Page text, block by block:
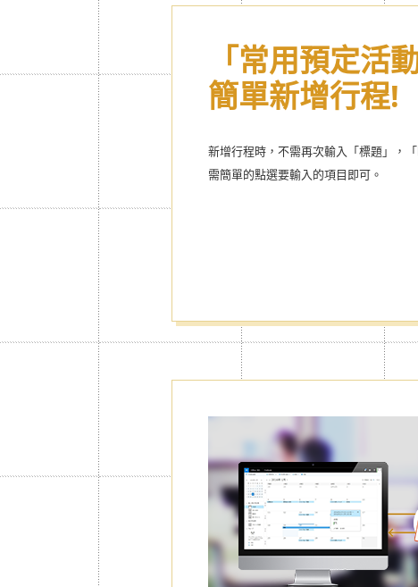
「常用預定活
簡單新增行程!
新增行程時，不需再次輸入「標題」，
需簡單的點選要輸入的項目即可。
密碼鎖 & 私密
可將特定的行事曆或日記上鎖。也可設
被別人盜用或流失。
輕輕一按，就
己Style的行事曆
超人氣卡通,酷酷成熟風主題等，超豐富
識的商品皆可下載喔!